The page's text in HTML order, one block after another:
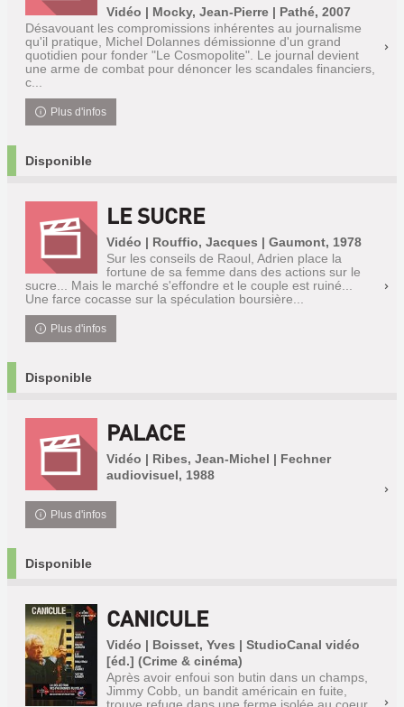
Vidéo | Mocky, Jean-Pierre | Pathé, 2007
Désavouant les compromissions inhérentes au journalisme
qu'il pratique, Michel Dolannes démissionne d'un grand
quotidien pour fonder "Le Cosmopolite". Le journal devient
une arme de combat pour dénoncer les scandales financiers,
c...
Plus d'infos
Disponible
LE SUCRE
Vidéo | Rouffio, Jacques | Gaumont, 1978
Sur les conseils de Raoul, Adrien place la
fortune de sa femme dans des actions sur le
sucre... Mais le marché s'effondre et le couple est ruiné...
Une farce cocasse sur la spéculation boursière...
Plus d'infos
Disponible
PALACE
Vidéo | Ribes, Jean-Michel | Fechner
audiovisuel, 1988
Plus d'infos
Disponible
CANICULE
Vidéo | Boisset, Yves | StudioCanal vidéo
[éd.] (Crime & cinéma)
Après avoir enfoui son butin dans un champs,
Jimmy Cobb, un bandit américain en fuite,